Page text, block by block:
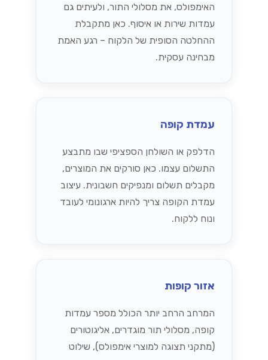
האימפולס, את מסלולי התור, ולעיתים גם
עמדות שירות או איסוף. כאן מתקבלת
ההחלטה הסופית של הלקוח – רגע האמת
מבחינה עסקית.
עמדת קופה
הדלפק או השולחן הספציפי שבו מתבצע
התשלום עצמו. כאן סורקים את המוצרים,
מקבלים תשלום ומנפיקים חשבונית. עיצוב
עמדת הקופה צריך להיות ארגונומי לעובד
ונוח ללקוח.
אזור קופות
המרחב הרחב יותר הכולל מספר עמדות
קופה, מסלולי תור מוגדרים, אליגוטורים
(מתקני תצוגה למוצרי אימפולס), שילוט